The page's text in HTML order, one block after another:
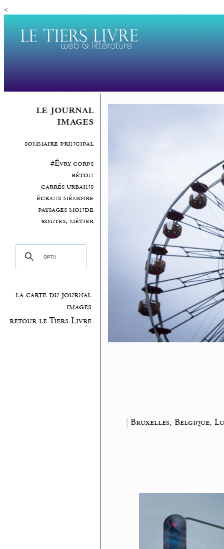
<
le journal
images
sommaire principal
#Évry corps
béton
carrés urbains
écrans mémoire
paysages monde
routes, métier
la carte du journal
images
retour le Tiers Livre
| Bruxelles, Belgique,